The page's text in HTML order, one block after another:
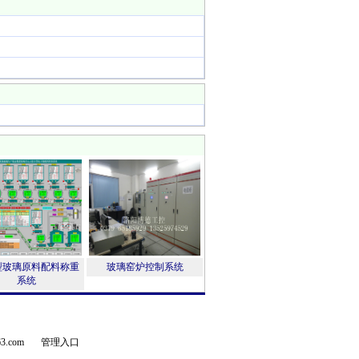
玻璃原料配料称重
系统
玻璃窑炉控制系统
管理入口